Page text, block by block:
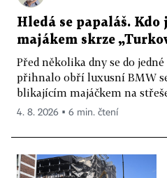
Hledá se papaláš. Kdo
majákem skrze
Před několika dny se do
přihnalo obří luxusní BMW
blikajícím majáčkem na
4. 8. 2026 ▪ 6 min. čtení